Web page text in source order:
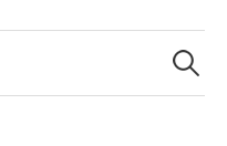
Suchen
nach: